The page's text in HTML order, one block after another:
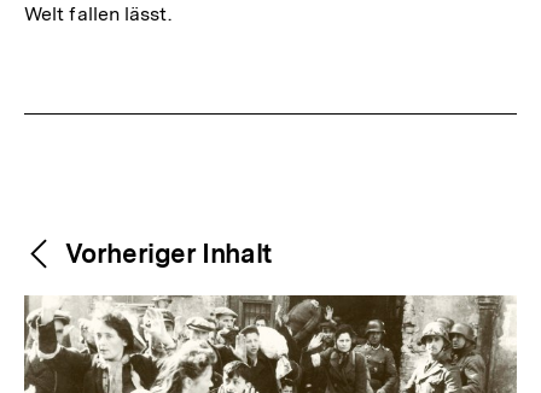
Welt fallen lässt.
Weitere
Inhalte
Content-
Navigation
Vorheriger Inhalt